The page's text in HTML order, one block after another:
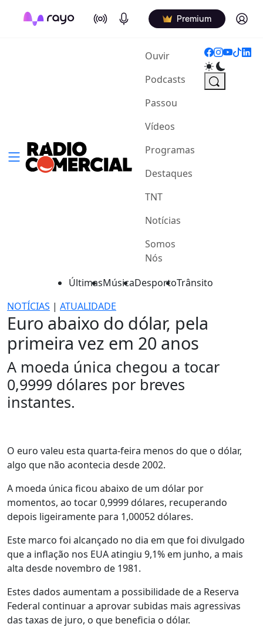
On Air Podcasts Premium Log in
Ouvir(current)
Podcasts
Passou
Vídeos
Programas
Destaques
TNT
Notícias
Somos
Nós
ÚltimasMúsicaDesportoTrânsito
NOTÍCIAS | ATUALIDADE
Euro abaixo do dólar, pela
primeira vez em 20 anos
A moeda única chegou a tocar
0,9999 dólares por breves
instantes.
O euro valeu esta quarta-feira menos do que o dólar,
algo que não acontecia desde 2002.
A moeda única ficou abaixo de um dólar por
momentos, ao tocar 0,9999 dólares, recuperando
depois ligeiramente para 1,00052 dólares.
Este marco foi alcançado no dia em que foi divulgado
que a inflação nos EUA atingiu 9,1% em junho, a mais
alta desde novembro de 1981.
Estes dados aumentam a possibilidade de a Reserva
Federal continuar a aprovar subidas mais agressivas
das taxas de juro, o que beneficia o dólar.